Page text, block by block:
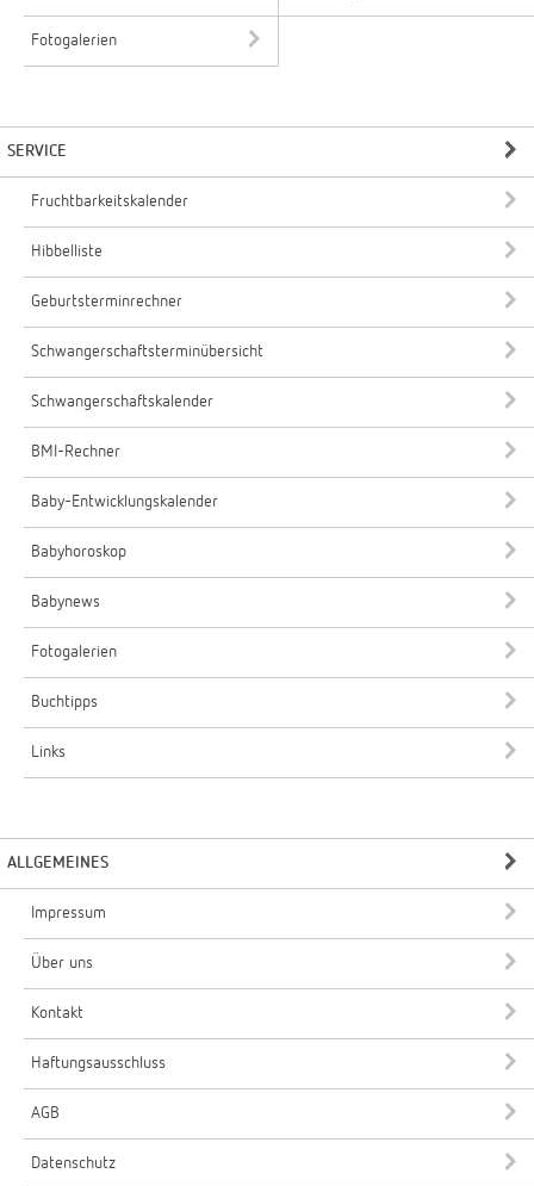
Fotogalerien
SERVICE
Fruchtbarkeitskalender
Hibbelliste
Geburtsterminrechner
Schwangerschaftsterminübersicht
Schwangerschaftskalender
BMI-Rechner
Baby-Entwicklungskalender
Babyhoroskop
Babynews
Fotogalerien
Buchtipps
Links
ALLGEMEINES
Impressum
Über uns
Kontakt
Haftungsausschluss
AGB
Datenschutz